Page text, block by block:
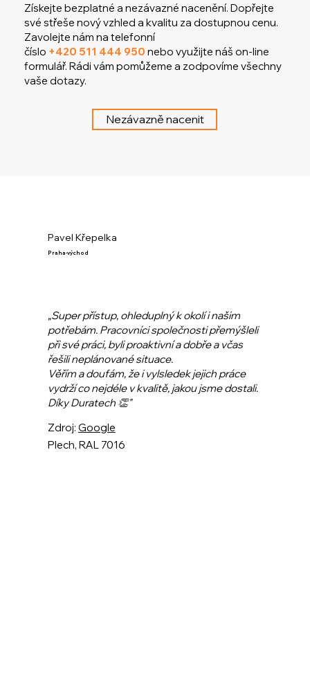
Získejte bezplatné a nezávazné nacenění. Dopřejte
své střeše nový vzhled a kvalitu za dostupnou cenu.
Zavolejte nám na telefonní
číslo +420 511 444 950 nebo využijte náš on-line
formulář. Rádi vám pomůžeme a zodpovíme všechny
vaše dotazy.
Nezávazně nacenit
Pavel Křepelka
Praha-východ
„Super přístup, ohleduplný k okolí i našim
potřebám. Pracovníci společnosti přemýšleli
při své práci, byli proaktivní a dobře a včas
řešili neplánované situace.
Věřím a doufám, že i vylsledek jejich práce
vydrží co nejdéle v kvalitě, jakou jsme dostali.
Díky Duratech 👏"
Plech, RAL 7016
Zdroj: Google